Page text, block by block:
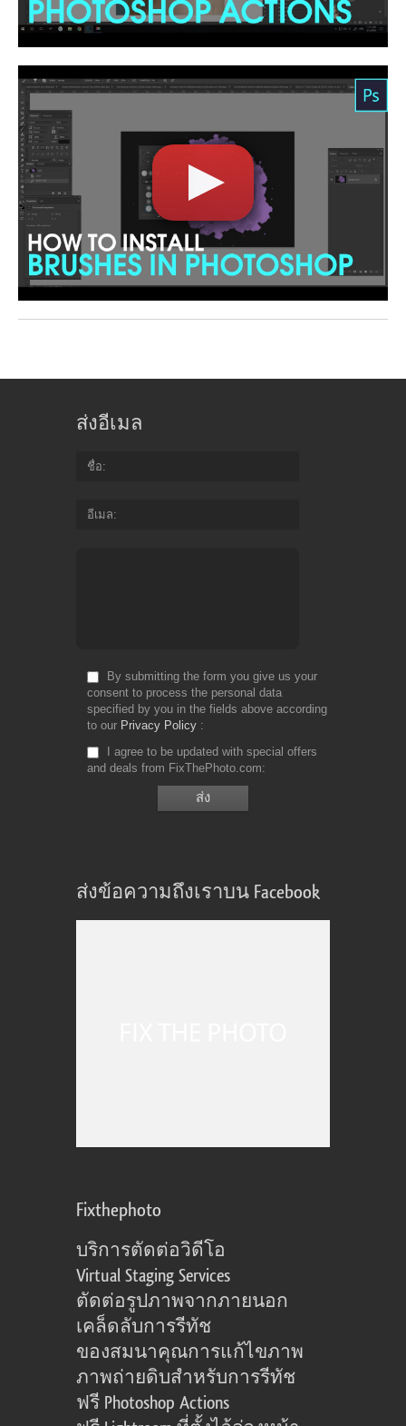
ส่งอีเมล
ชื่อ
อีเมล
By submitting the form you give us your
consent to process the personal data
specified by you in the fields above according
to our Privacy Policy
I agree to be updated with special offers
and deals from FixThePhoto.com
ส่งข้อความถึงเราบน Facebook
Fixthephoto
บริการตัดต่อวิดีโอ
Virtual Staging Services
ตัดต่อรูปภาพจากภายนอก
เคล็ดลับการรีทัช
ของสมนาคุณการแก้ไขภาพ
ภาพถ่ายดิบสำหรับการรีทัช
ฟรี Photoshop Actions